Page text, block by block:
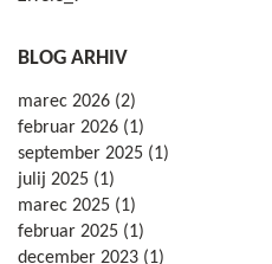
BLOG ARHIV
marec 2026 (2)
februar 2026 (1)
september 2025 (1)
julij 2025 (1)
marec 2025 (1)
februar 2025 (1)
december 2023 (1)